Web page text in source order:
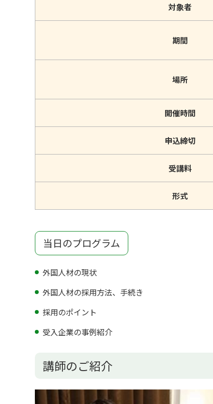
対象者
期間
場所
開催時間
申込締切
受講料
形式
当日のプログラム
外国人材の現状
外国人材の採用方法、手続き
採用のポイント
受入企業の事例紹介
講師のご紹介